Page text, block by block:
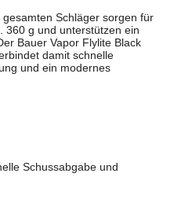
Schläger sorgen für
360 g und unterstützen ein
Bauer Vapor Flylite Black
damit schnelle
und ein modernes
Schussabgabe und